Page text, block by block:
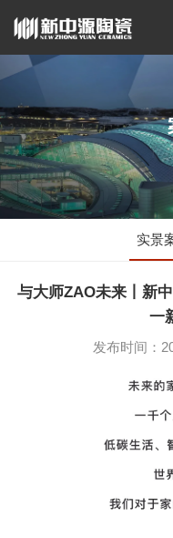
实景
与大师ZAO未来丨新
一
发布时间：